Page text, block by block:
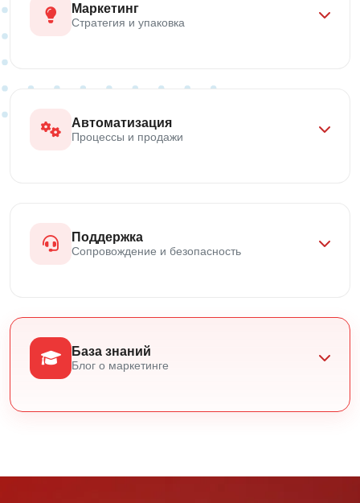
Маркетинг
Стратегия и упаковка
Автоматизация
Процессы и продажи
Поддержка
Сопровождение и безопасность
База знаний
Блог о маркетинге